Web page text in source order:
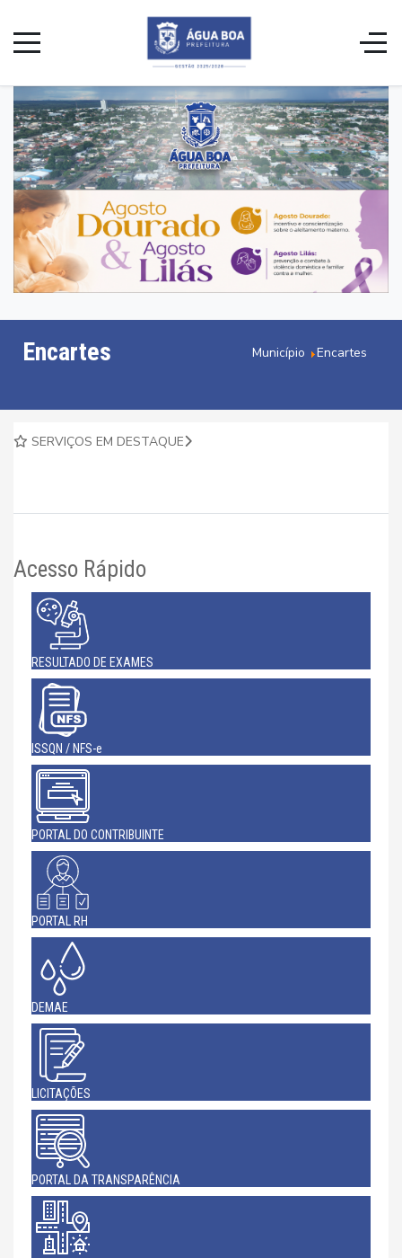
Encartes Município Encartes
SERVIÇOS EM DESTAQUE
Acesso Rápido
RESULTADO DE EXAMES
ISSQN / NFS-e
PORTAL DO CONTRIBUINTE
PORTAL RH
DEMAE
LICITAÇÕES
PORTAL DA TRANSPARÊNCIA